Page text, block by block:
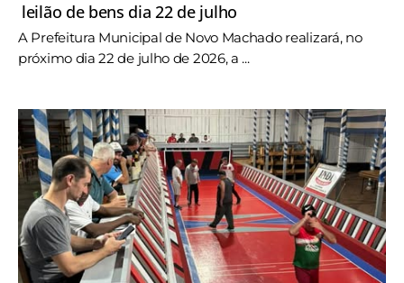
leilão de bens dia 22 de julho
A Prefeitura Municipal de Novo Machado realizará, no
próximo dia 22 de julho de 2026, a ...